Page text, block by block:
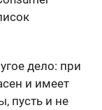
дело: при
и имеет
пусть и не